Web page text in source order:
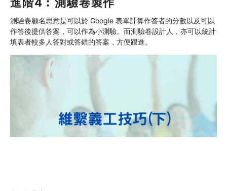
測驗卷顧名思意是可以於 Google 表單計算作答者的分數以及可以
作答後提供答案，可以作為小測驗。而測驗卷設計人，亦可以統計
填表者較多人答對或答錯的答案，方便跟進。